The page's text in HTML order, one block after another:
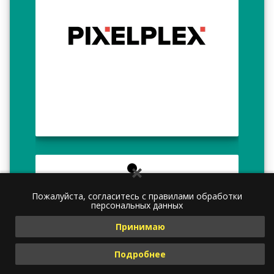
Пожалуйста, согласитесь с правилами обработки
персональных данных
Принимаю
Подробнее